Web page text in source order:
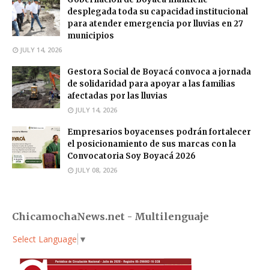
desplegada toda su capacidad institucional
para atender emergencia por lluvias en 27
municipios
JULY 14, 2026
Gestora Social de Boyacá convoca a jornada
de solidaridad para apoyar a las familias
afectadas por las lluvias
JULY 14, 2026
Empresarios boyacenses podrán fortalecer
el posicionamiento de sus marcas con la
Convocatoria Soy Boyacá 2026
JULY 08, 2026
ChicamochaNews.net - Multilenguaje
Select Language ▼